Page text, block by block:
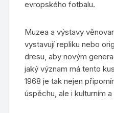
evropského fotbalu.
Muzea a výstavy
vystavují repliku nebo
dresu, aby novým
jaký význam má tento
1968 je tak nejen
úspěchu, ale i kulturním